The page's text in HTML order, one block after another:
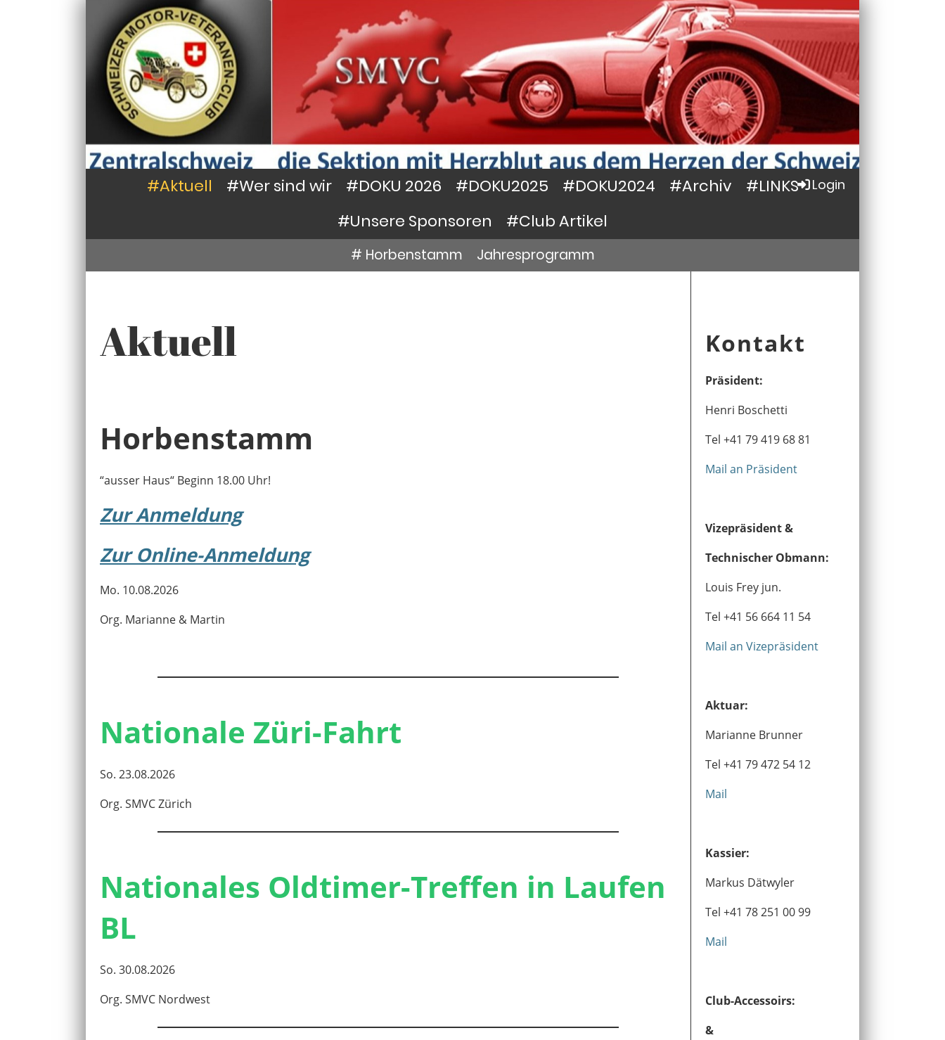
#Aktuell #Wer sind wir #DOKU 2026 #DOKU2025 #DOKU2024 #Archiv
#LINKS
#Unsere Sponsoren
#Club Artikel
Login
# Horbenstamm Jahresprogramm
Aktuell
Horbenstamm
“ausser Haus“ Beginn 18.00 Uhr!
Zur Anmeldung
Zur Online-Anmeldung
Mo. 10.08.2026
Org. Marianne & Martin
Nationale Züri-Fahrt
So. 23.08.2026
Org. SMVC Zürich
Nationales Oldtimer-Treffen in Laufen
BL
So. 30.08.2026
Org. SMVC Nordwest
Kontakt
Präsident:
Henri Boschetti
Tel +41 79 419 68 81
Mail an Präsident
Vizepräsident &
Technischer Obmann:
Louis Frey jun.
Tel +41 56 664 11 54
Mail an Vizepräsident
Aktuar:
Marianne Brunner
Tel +41 79 472 54 12
Mail
Kassier:
Markus Dätwyler
Tel +41 78 251 00 99
Mail
Club-Accessoirs:
&